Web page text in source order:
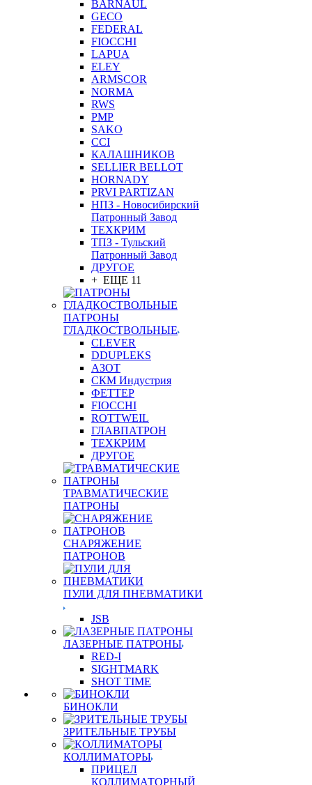
BARNAUL
GEСO
FEDERAL
FIOCCHI
LAPUA
ELEY
ARMSCOR
NORMA
RWS
PMP
SAKO
CCI
КАЛАШНИКОВ
SELLIER BELLOT
HORNADY
PRVI PARTIZAN
НПЗ - Новосибирский
Патронный Завод
ТЕХКРИМ
ТПЗ - Тульский
Патронный Завод
ДРУГОЕ
+ ЕЩЕ 11
ПАТРОНЫ
ГЛАДКОСТВОЛЬНЫЕ
CLEVER
DDUPLEKS
АЗОТ
СКМ Индустрия
ФЕТТЕР
FIOCCHI
ROTTWEIL
ГЛАВПАТРОН
ТЕХКРИМ
ДРУГОЕ
ТРАВМАТИЧЕСКИЕ
ПАТРОНЫ
СНАРЯЖЕНИЕ
ПАТРОНОВ
ПУЛИ ДЛЯ ПНЕВМАТИКИ
JSB
ЛАЗЕРНЫЕ ПАТРОНЫ
RED-I
SIGHTMARK
SHOT TIME
БИНОКЛИ
ЗРИТЕЛЬНЫЕ ТРУБЫ
КОЛЛИМАТОРЫ
ПРИЦЕЛ
КОЛЛИМАТОРНЫЙ